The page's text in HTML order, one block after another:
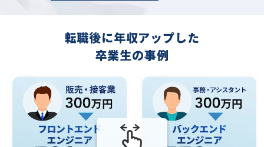
転職後に年収アップした
卒業生の事例